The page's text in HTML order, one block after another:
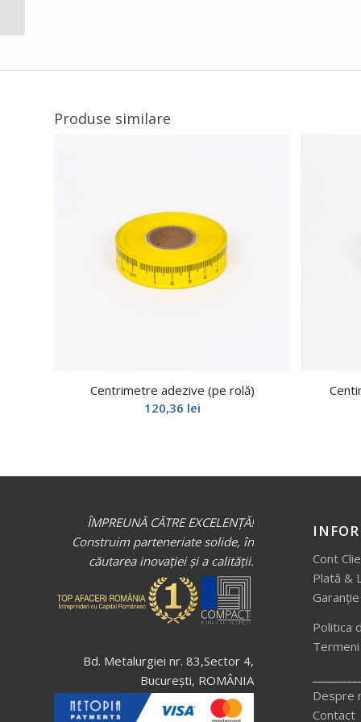
Produse similare
Centrimetre adezive (pe rolă)
120,36 lei
ÎMPREUNĂ CĂTRE EXCELENȚĂ!
Construim parteneriate solide, în
căutarea inovației și a calității.
Bd. Metalurgiei nr. 83,Sector 4,
București, ROMÂNIA
Cont
Plată &
Politica
Termeni
Despre
Contact